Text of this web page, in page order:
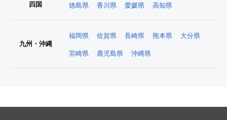
四国 徳島県 香川県 愛媛県 高知県
九州・沖縄
福岡県 佐賀県 長崎県 熊本県 大分県
宮崎県 鹿児島県 沖縄県